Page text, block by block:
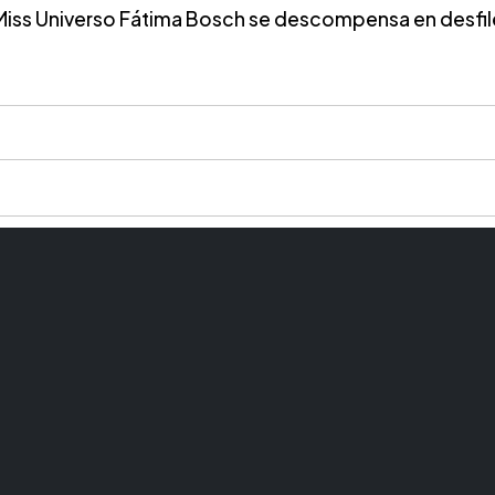
Universo Fátima Bosch se descompensa en